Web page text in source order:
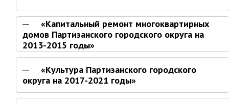
График приёма граждан
август 2026 г.
июль 2026 г.
июнь 2026 г.
май 2026 г.
апрель 2026 г.
«Капитальный ремонт многоквартирных
домов Партизанского городского округа на
2013-2015 годы»
«Культура Партизанского городского
округа на 2017-2021 годы»